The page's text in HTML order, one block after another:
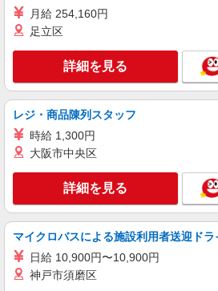
時給1,300円 ★週払い
熊本県熊本市中央
「祗園橋」駅 ★マイカ
（規定あり）
キープ
アルバイト パート
日研トータルソーシング株式会社 メディ
ス【看護助手】
看護助手（ナースエイ
時給1,300円 ★週払い
幅は経験・能力による
熊本県熊本市中央
「洗馬橋」駅 ★マイ
（規定あり）
キープ
月給 254,160円
足立区
詳細を見る
レジ・商品陳列スタッフ
時給 1,300円
大阪市中央区
詳細を見る
マイクロバスによる施設利用者送迎ドラ
日給 10,900円〜10,900円
神戸市須磨区